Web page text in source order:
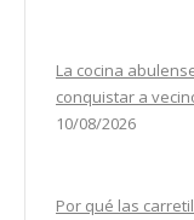
La cocina
conquistar a
10/08/2026
Por qué las